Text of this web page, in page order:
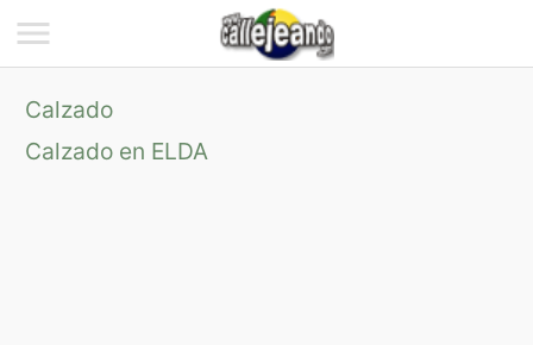
Calzado
Calzado en ELDA